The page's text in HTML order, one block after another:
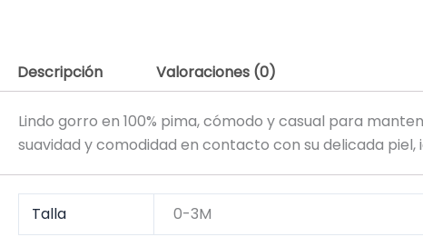
Descripción Valoraciones (0)
Lindo gorro en 100% pima, cómodo y casual para
suavidad y comodidad en contacto con su delicada
Talla 0-3M